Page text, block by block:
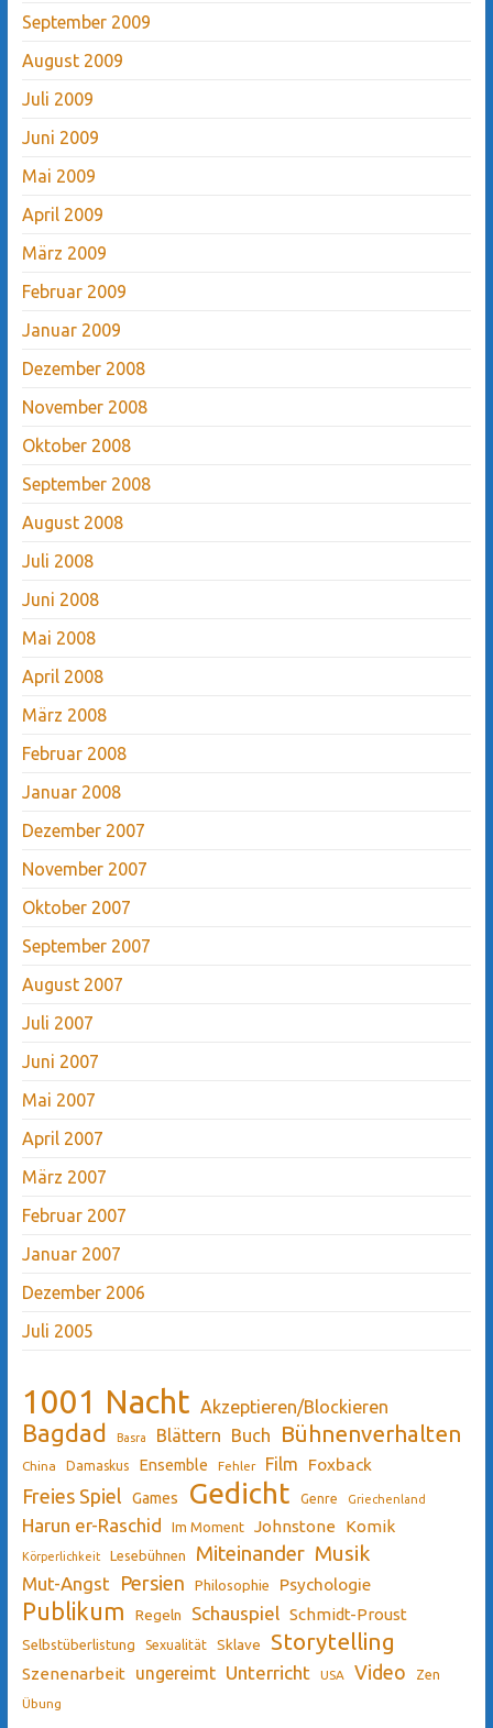
September 2009
August 2009
Juli 2009
Juni 2009
Mai 2009
April 2009
März 2009
Februar 2009
Januar 2009
Dezember 2008
November 2008
Oktober 2008
September 2008
August 2008
Juli 2008
Juni 2008
Mai 2008
April 2008
März 2008
Februar 2008
Januar 2008
Dezember 2007
November 2007
Oktober 2007
September 2007
August 2007
Juli 2007
Juni 2007
Mai 2007
April 2007
März 2007
Februar 2007
Januar 2007
Dezember 2006
Juli 2005
1001 Nacht Akzeptieren/Blockieren
Bagdad Basra Blättern Buch Bühnenverhalten
China Damaskus Ensemble Fehler Film Foxback
Freies Spiel Games Gedicht Genre Griechenland
Harun er-Raschid Im Moment Johnstone Komik
Körperlichkeit Lesebühnen Miteinander Musik
Mut-Angst Persien Philosophie Psychologie
Publikum Regeln Schauspiel Schmidt-Proust
Selbstüberlistung Sexualität Sklave Storytelling
Szenenarbeit ungereimt Unterricht USA Video Zen
Übung